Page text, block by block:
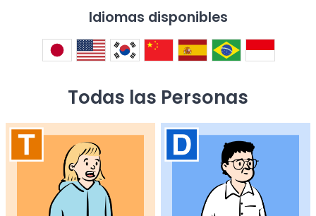
Idiomas disponibles
Todas las Personas